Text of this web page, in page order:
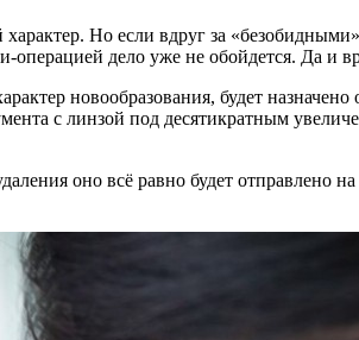
Но если вдруг за
дело уже не обойдется. Да и
новообразования, будет
с линзой под десятикратным
оно всё равно будет